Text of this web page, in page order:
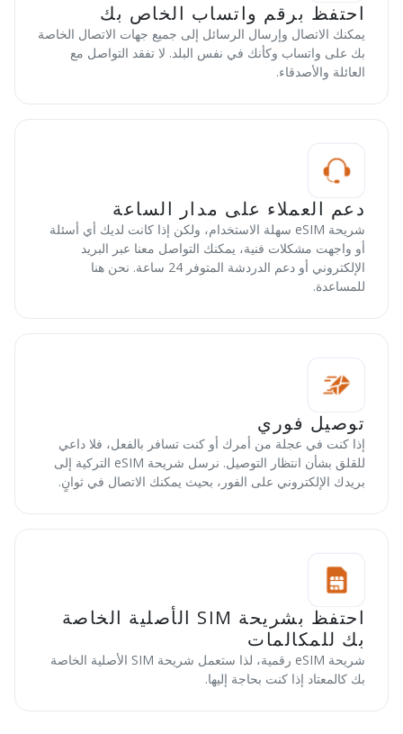
احتفظ برقم واتساب الخاص بك
يمكنك الاتصال وإرسال الرسائل إلى جميع جهات الاتصال الخاصة
بك على واتساب وكأنك في نفس البلد. لا تفقد التواصل مع
العائلة والأصدقاء.
دعم العملاء على مدار الساعة
شريحة eSIM سهلة الاستخدام، ولكن إذا كانت لديك أي أسئلة
أو واجهت مشكلات فنية، يمكنك التواصل معنا عبر البريد
الإلكتروني أو دعم الدردشة المتوفر 24 ساعة. نحن هنا
للمساعدة.
توصيل فوري
إذا كنت في عجلة من أمرك أو كنت تسافر بالفعل، فلا داعي
للقلق بشأن انتظار التوصيل. نرسل شريحة eSIM التركية إلى
بريدك الإلكتروني على الفور، بحيث يمكنك الاتصال في ثوانٍ.
احتفظ بشريحة SIM الأصلية الخاصة
بك للمكالمات
شريحة eSIM رقمية، لذا ستعمل شريحة SIM الأصلية الخاصة
بك كالمعتاد إذا كنت بحاجة إليها.